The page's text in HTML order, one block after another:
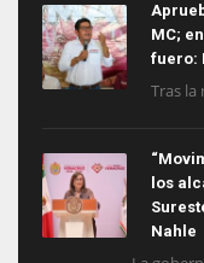
MC;
fuero:
Tras la
los
Nahle